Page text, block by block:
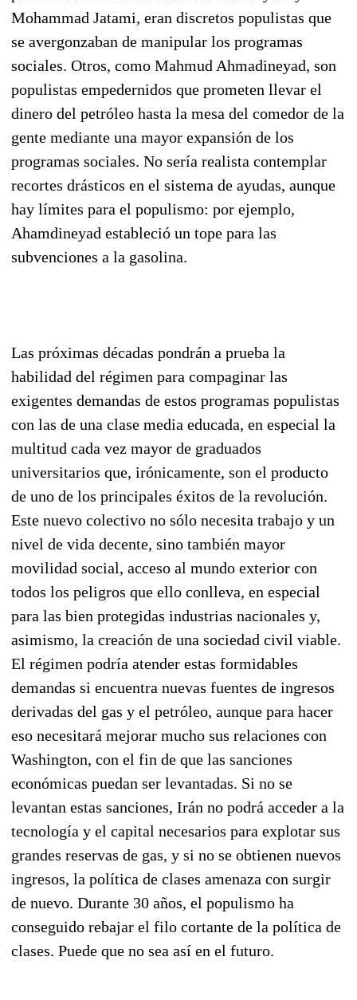
Mohammad Jatami, eran discretos populistas que
se avergonzaban de manipular los programas
sociales. Otros, como Mahmud Ahmadineyad, son
populistas empedernidos que prometen llevar el
dinero del petróleo hasta la mesa del comedor de la
gente mediante una mayor expansión de los
programas sociales. No sería realista contemplar
recortes drásticos en el sistema de ayudas, aunque
hay límites para el populismo: por ejemplo,
Ahamdineyad estableció un tope para las
subvenciones a la gasolina.
Las próximas décadas pondrán a prueba la
habilidad del régimen para compaginar las
exigentes demandas de estos programas populistas
con las de una clase media educada, en especial la
multitud cada vez mayor de graduados
universitarios que, irónicamente, son el producto
de uno de los principales éxitos de la revolución.
Este nuevo colectivo no sólo necesita trabajo y un
nivel de vida decente, sino también mayor
movilidad social, acceso al mundo exterior con
todos los peligros que ello conlleva, en especial
para las bien protegidas industrias nacionales y,
asimismo, la creación de una sociedad civil viable.
El régimen podría atender estas formidables
demandas si encuentra nuevas fuentes de ingresos
derivadas del gas y el petróleo, aunque para hacer
eso necesitará mejorar mucho sus relaciones con
Washington, con el fin de que las sanciones
económicas puedan ser levantadas. Si no se
levantan estas sanciones, Irán no podrá acceder a la
tecnología y el capital necesarios para explotar sus
grandes reservas de gas, y si no se obtienen nuevos
ingresos, la política de clases amenaza con surgir
de nuevo. Durante 30 años, el populismo ha
conseguido rebajar el filo cortante de la política de
clases. Puede que no sea así en el futuro.